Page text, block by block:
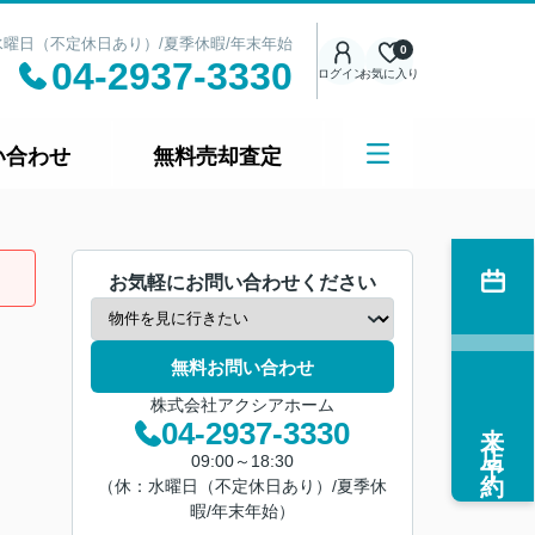
日（不定休日あり）/夏季休暇/年末年始
04-2937-3330 ログインお気に入り
0
合わせ 無料売却査定
お気軽にお問い合わせください
無料お問い合わせ
株式会社アクシアホーム
04-2937-3330
09:00～18:30
（休：水曜日（不定休日あり）/夏季休
暇/年末年始）
来店予約